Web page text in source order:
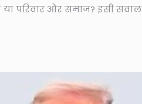
परिवार और समाज? इसी सवाल